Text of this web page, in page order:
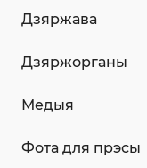
Дзяржава
Дзяржорганы
Медыя
Фота для прэсы